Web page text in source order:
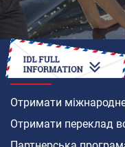
ЯК
Отримати
Отримати переклад